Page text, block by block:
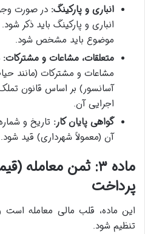
انباری و پارکینگ: در صورت
انباری و پارکینگ باید ذکر
موضوع باید مشخص شود.
متعلقات، مشاعات و مشترکات:
مشاعات و مشترکات (مانند
آسانسور) بر اساس قانون
اجرایی آن.
گواهی پایان کار: تاریخ و
آن (معمولاً شهرداری) قید شود.
ماده ۳: ثمن
پرداخت
این ماده، قلب مالی معامله
تنظیم شود.